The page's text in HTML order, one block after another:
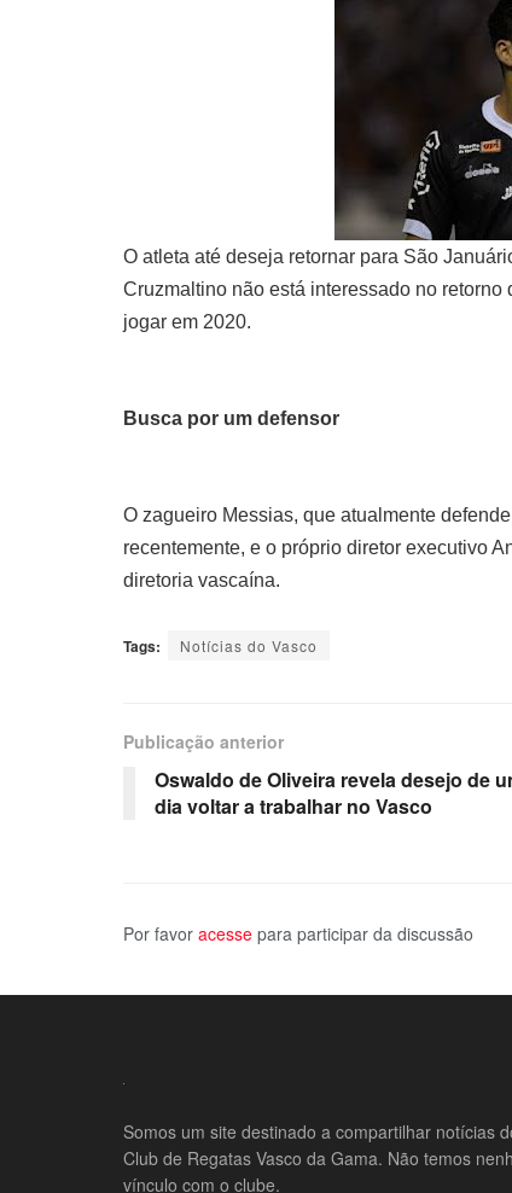
O atleta até deseja retornar para São
Cruzmaltino não está interessado no
jogar em 2020.
Busca por um defensor
O zagueiro Messias, que atualmente
recentemente, e o próprio diretor executivo
diretoria vascaína.
Tags: Notícias do Vasco
Publicação anterior
Oswaldo de Oliveira revela desejo de
dia voltar a trabalhar no Vasco
Por favor acesse para participar da discussão
Somos um site destinado a compartilhar notícias
Club de Regatas Vasco da Gama. Não temos
vínculo com o clube.